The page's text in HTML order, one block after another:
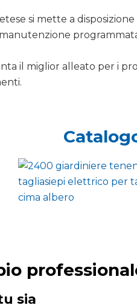
si mette a
il miglior alleato per i
sia